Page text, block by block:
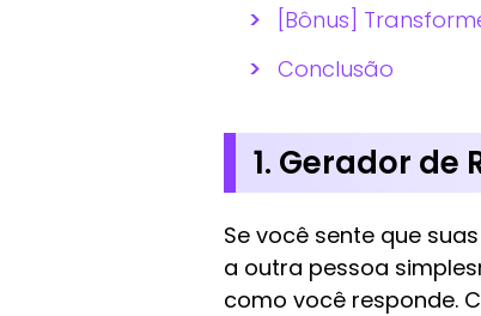
[Bônus]
Conclusão
1. Gerador
Se você sente que
a outra pessoa
como você responde.